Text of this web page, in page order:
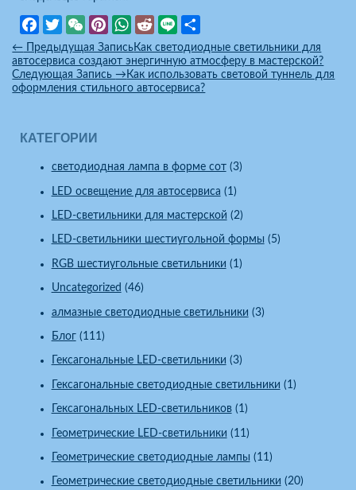
КАТЕГОРИИ
cветодиодная лампа в форме сот(3)
LED освещение для автосервиса (1)
LED-светильники для мастерской (2)
LED-светильники шестиугольной формы (5)
RGB шестиугольные светильники (1)
Uncategorized (46)
алмазные светодиодные светильники (3)
Блог(111)
Гексагональные LED-светильники (3)
Гексагональные светодиодные светильники (1)
Гексагональных LED-светильников(1)
Геометрические LED-светильники (11)
Геометрические светодиодные лампы (11)
Геометрические светодиодные светильники (20)
Facebook
TwitterWeChatPinterest
WhatsApp
RedditLineОтправить
← Предыдущая ЗаписьКак светодиодные светильники для
автосервиса создают энергичную атмосферу в мастерской?
Следующая Запись→ Как использовать световой туннель для
оформления стильного автосервиса?